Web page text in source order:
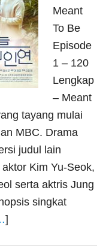
Meant
To Be
Episode
1 – 120
Lengkap
– Meant
tayang mulai
MBC. Drama
judul lain
Kim Yu-Seok,
serta aktris Jung
singkat
]